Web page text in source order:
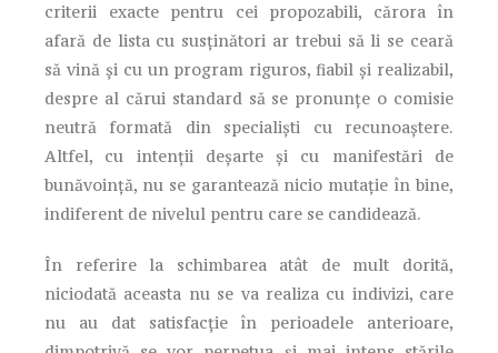
criterii exacte pentru cei propozabili, cărora în
afară de lista cu susținători ar trebui să li se ceară
să vină și cu un program riguros, fiabil și realizabil,
despre al cărui standard să se pronunțe o comisie
neutră formată din specialiști cu recunoaștere.
Altfel, cu intenții deșarte și cu manifestări de
bunăvoință, nu se garantează nicio mutație în bine,
indiferent de nivelul pentru care se candidează.
În referire la schimbarea atât de mult dorită,
niciodată aceasta nu se va realiza cu indivizi, care
nu au dat satisfacție în perioadele anterioare,